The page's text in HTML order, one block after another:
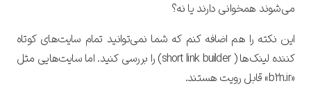
می‌شوند همخوانی دارند یا نه؟
این نکته را هم اضافه کنم که شما نمی‌توانید تمام سایت‌های کوتاه
کننده لینک‌ها ( short link builder) را بررسی کنید. اما سایت‌هایی مثل
«b2n.ir» قابل رویت هستند.